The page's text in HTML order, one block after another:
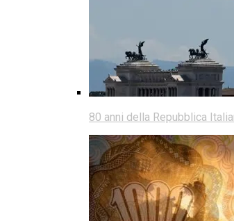
80 anni della Repubblica